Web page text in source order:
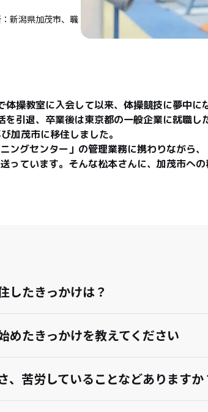
新潟県加茂市、職
体操教室に入会して以来、体操競技に夢中に
を引退、卒業後は東京都の一般企業に就職し
加茂市に移住しました。
ングセンター」の管理業務に携わりながら
っています。そんな松本さんに、加茂市へ
したきっかけは？
めたきっかけを教えてください
、苦労していることなどありますか